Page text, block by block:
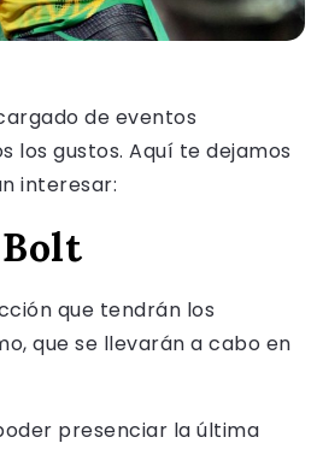
de eventos
los gustos. Aquí te dejamos
interesar:
que tendrán los
que se llevarán a cabo en
presenciar la última